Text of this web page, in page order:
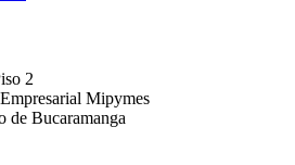
2
Mipymes
de Bucaramanga